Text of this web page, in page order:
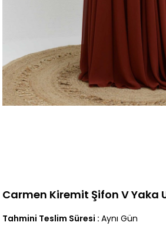
Carmen Kiremit Şifon V Yaka
Tahmini Teslim Süresi : Aynı Gün